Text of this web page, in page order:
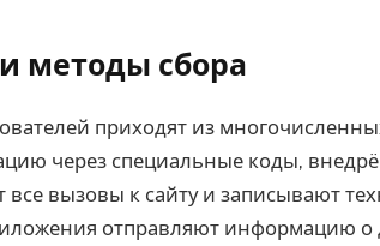
методы сбора
приходят из
через специальные коды,
вызовы к сайту и записывают
отправляют информацию о